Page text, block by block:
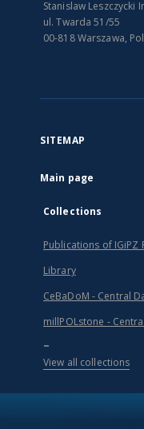
Stanislaw Leszczycki
ul. Twarda 51/55
00-818 Warszawa,
SITEMAP
Main page
Collections
Publications of IGiPZ
Library
CeBaDoM - Central
millPOLstone -
...
View all collections